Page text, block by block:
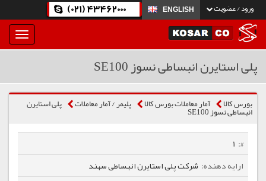
ورود / عضویت ENGLISH
(021) 43462000
بار
و
پلی استایرن انبساطی نسوز SE100
بورس کالا آمار معاملات بورس کالا پلیمر / آمار معاملات پلی استایرن
انبساطی نسوز SE100
1
شرکت پلی استایرن انبساطی سهند